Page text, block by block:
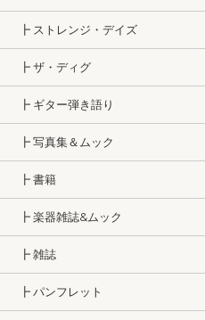
┣ ストレンジ・デイズ
┣ ザ・ディグ
┣ ギター弾き語り
┣ 写真集＆ムック
┣ 書籍
┣ 楽器雑誌&ムック
┣ 雑誌
┣ パンフレット